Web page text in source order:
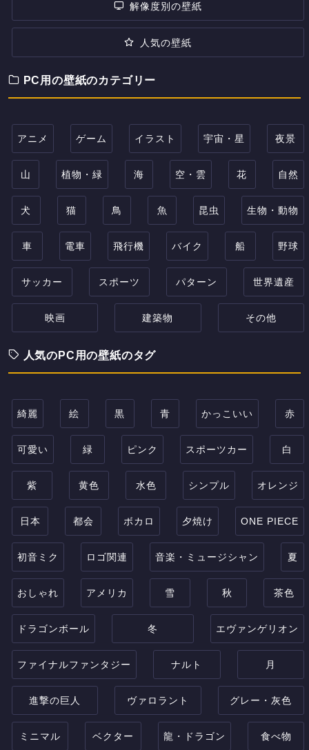
解像度別の壁紙
人気の壁紙
PC用の壁紙のカテゴリー
アニメ ゲーム イラスト 宇宙・星 夜景
山 植物・緑 海 空・雲 花 自然
犬 猫 鳥 魚 昆虫 生物・動物
車 電車 飛行機 バイク 船 野球
サッカー スポーツ パターン 世界遺産
映画 建築物 その他
人気のPC用の壁紙のタグ
綺麗 絵 黒 青 かっこいい 赤
可愛い 緑 ピンク スポーツカー 白
紫 黄色 水色 シンプル オレンジ
日本 都会 ボカロ 夕焼け ONE PIECE
初音ミク ロゴ関連 音楽・ミュージシャン 夏
おしゃれ アメリカ 雪 秋 茶色
ドラゴンボール 冬 エヴァンゲリオン
ファイナルファンタジー ナルト 月
進撃の巨人 ヴァロラント グレー・灰色
ミニマル ベクター 龍・ドラゴン 食べ物